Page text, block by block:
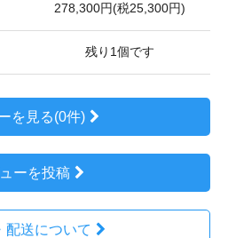
278,300円(税25,300円)
残り1個です
を見る(0件)
ーを投稿
配送について